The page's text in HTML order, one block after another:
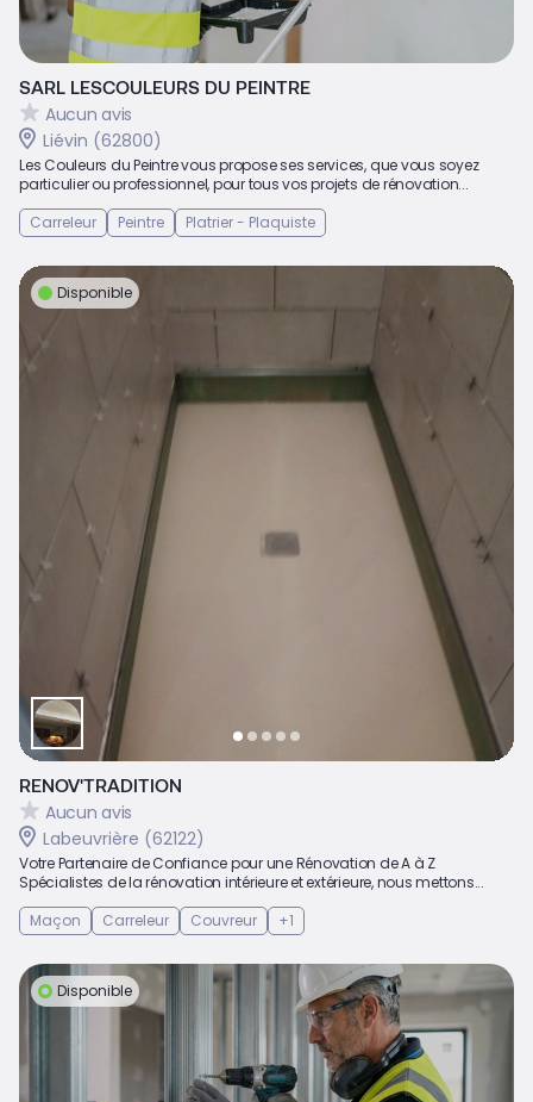
SARL LESCOULEURS DU PEINTRE
Aucun avis
Liévin (62800)
Les Couleurs du Peintre vous propose ses services, que vous soyez
particulier ou professionnel, pour tous vos projets de rénovation...
Carreleur
Peintre Platrier - Plaquiste
Disponible
RENOV'TRADITION
Aucun avis
Labeuvrière (62122)
Votre Partenaire de Confiance pour une Rénovation de A à Z
Spécialistes de la rénovation intérieure et extérieure, nous mettons...
Maçon
Carreleur Couvreur +1
Disponible